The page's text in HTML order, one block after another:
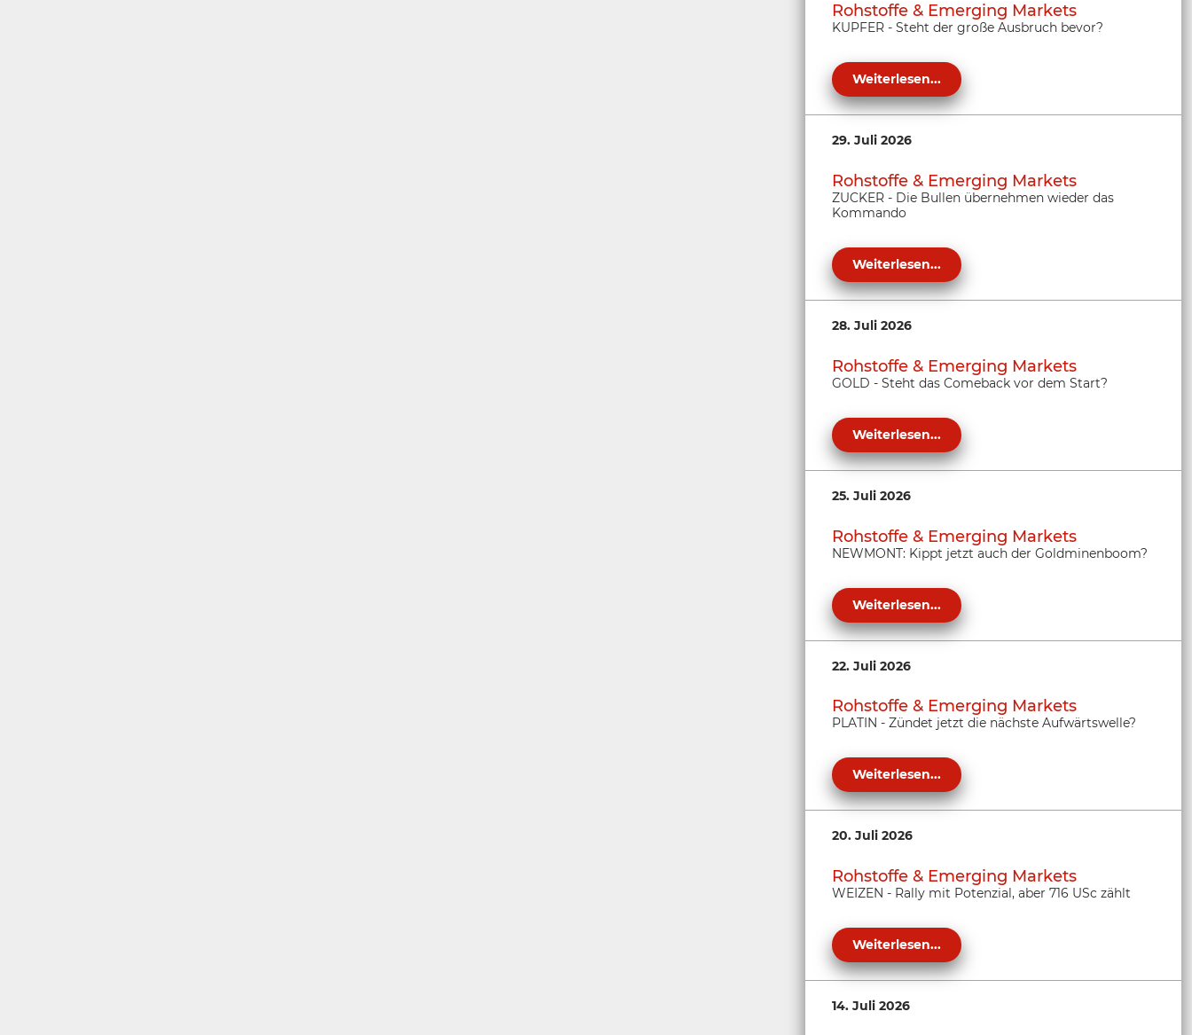
Rohstoffe & Emerging Markets
KUPFER - Steht der große Ausbruch bevor?
Weiterlesen...
29. Juli 2026
Rohstoffe & Emerging Markets
ZUCKER - Die Bullen übernehmen wieder das
Kommando
Weiterlesen...
28. Juli 2026
Rohstoffe & Emerging Markets
GOLD - Steht das Comeback vor dem Start?
Weiterlesen...
25. Juli 2026
Rohstoffe & Emerging Markets
NEWMONT: Kippt jetzt auch der Goldminenboom?
Weiterlesen...
22. Juli 2026
Rohstoffe & Emerging Markets
PLATIN - Zündet jetzt die nächste Aufwärtswelle?
Weiterlesen...
20. Juli 2026
Rohstoffe & Emerging Markets
WEIZEN - Rally mit Potenzial, aber 716 USc zählt
Weiterlesen...
14. Juli 2026